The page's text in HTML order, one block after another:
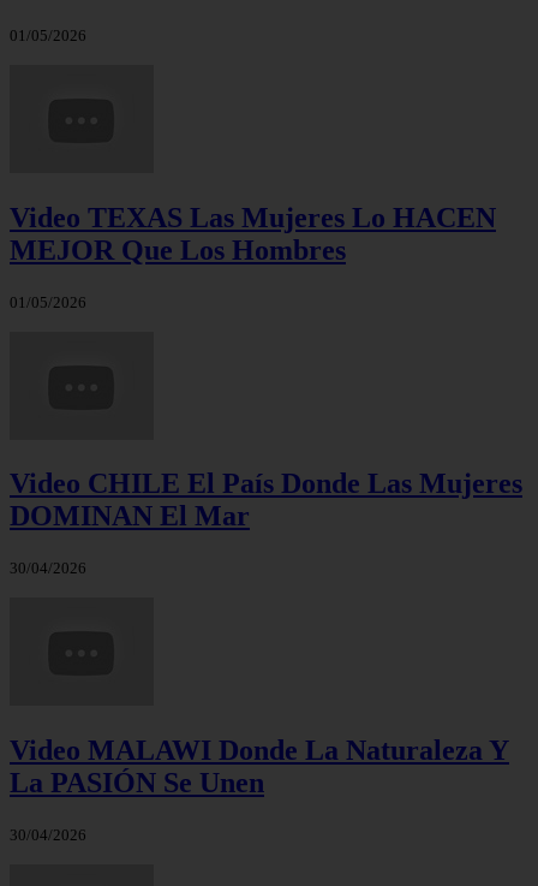
01/05/2026
Video TEXAS Las Mujeres Lo HACEN
MEJOR Que Los Hombres
01/05/2026
Video CHILE El País Donde Las Mujeres
DOMINAN El Mar
30/04/2026
Video MALAWI Donde La Naturaleza Y
La PASIÓN Se Unen
30/04/2026